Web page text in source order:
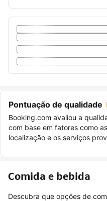
Pontuação de qualidade
Booking.com avaliou a
com base em fatores como
localização e os serviços
Comida e bebida
Descubra que opções de